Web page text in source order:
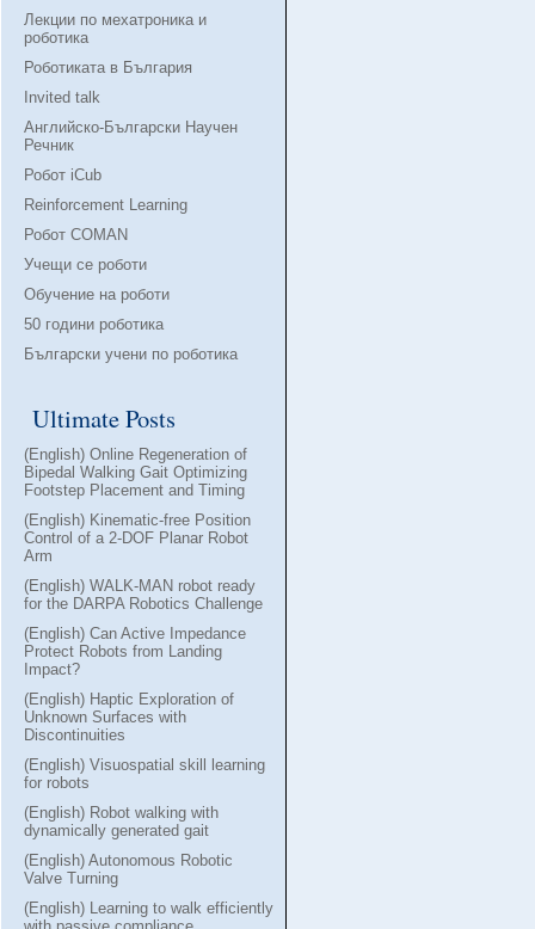
Лекции по мехатроника и
роботика
Роботиката в България
Invited talk
Английско-Български Научен
Речник
Робот iCub
Reinforcement Learning
Робот COMAN
Учещи се роботи
Обучение на роботи
50 години роботика
Български учени по роботика
Ultimate Posts
(English) Online Regeneration of
Bipedal Walking Gait Optimizing
Footstep Placement and Timing
(English) Kinematic-free Position
Control of a 2-DOF Planar Robot
Arm
(English) WALK-MAN robot ready
for the DARPA Robotics Challenge
(English) Can Active Impedance
Protect Robots from Landing
Impact?
(English) Haptic Exploration of
Unknown Surfaces with
Discontinuities
(English) Visuospatial skill learning
for robots
(English) Robot walking with
dynamically generated gait
(English) Autonomous Robotic
Valve Turning
(English) Learning to walk efficiently